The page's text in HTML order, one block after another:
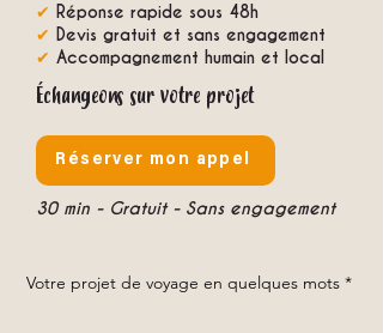
✔ Réponse rapide sous 48h
✔ Devis gratuit et sans engagement
✔ Accompagnement humain et local
Échangeons sur votre projet
Réserver mon appel
30 min - Gratuit - Sans engagement
Votre projet de voyage en quelques mots *